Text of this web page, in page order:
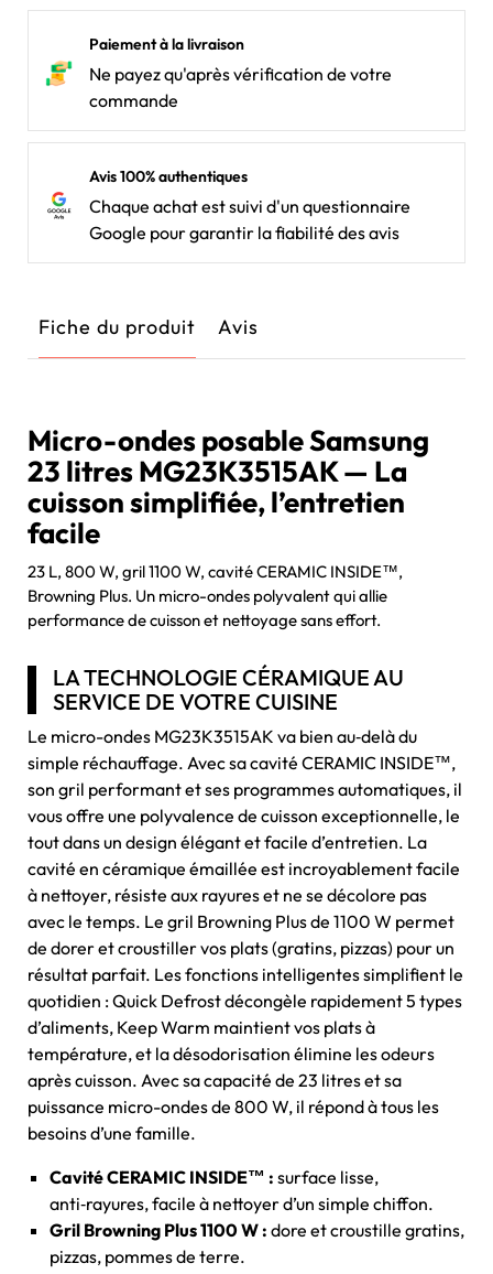
Paiement à la livraison
Ne payez qu'après vérification de votre
commande
Avis 100% authentiques
Chaque achat est suivi d'un questionnaire
Google pour garantir la fiabilité des avis
Fiche du produit Avis
Micro-ondes posable Samsung
23 litres MG23K3515AK — La
cuisson simplifiée, l’entretien
facile
23 L, 800 W, gril 1100 W, cavité CERAMIC INSIDE™,
Browning Plus. Un micro-ondes polyvalent qui allie
performance de cuisson et nettoyage sans effort.
LA TECHNOLOGIE CÉRAMIQUE AU
SERVICE DE VOTRE CUISINE
Le micro-ondes MG23K3515AK va bien au‑delà du
simple réchauffage. Avec sa cavité CERAMIC INSIDE™,
son gril performant et ses programmes automatiques, il
vous offre une polyvalence de cuisson exceptionnelle, le
tout dans un design élégant et facile d’entretien. La
cavité en céramique émaillée est incroyablement facile
à nettoyer, résiste aux rayures et ne se décolore pas
avec le temps. Le gril Browning Plus de 1100 W permet
de dorer et croustiller vos plats (gratins, pizzas) pour un
résultat parfait. Les fonctions intelligentes simplifient le
quotidien : Quick Defrost décongèle rapidement 5 types
d’aliments, Keep Warm maintient vos plats à
température, et la désodorisation élimine les odeurs
après cuisson. Avec sa capacité de 23 litres et sa
puissance micro-ondes de 800 W, il répond à tous les
besoins d’une famille.
Cavité CERAMIC INSIDE™ : surface lisse,
anti‑rayures, facile à nettoyer d’un simple chiffon.
Gril Browning Plus 1100 W : dore et croustille gratins,
pizzas, pommes de terre.